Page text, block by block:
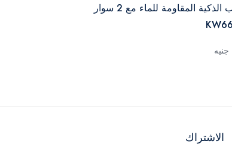
ساعة إيميلاب الذكية المقاومة للماء مع 2 سوار
جنيه
الاشتراك